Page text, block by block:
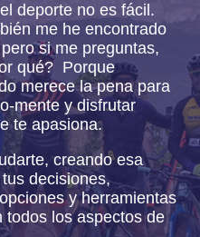
deporte no es fácil.
me he encontrado
si me preguntas,
qué? Porque
merece la pena para
mente y disfrutar
te apasiona.
creando esa
decisiones,
y herramientas
todos los aspectos de